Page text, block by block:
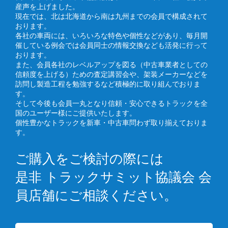
産声を上げました。
現在では、北は北海道から南は九州までの会員で構成されて
おります。
各社の車両には、いろいろな特色や個性などがあり、毎月開
催している例会では会員同士の情報交換なども活発に行って
おります。
また、会員各社のレベルアップを図る（中古車業者としての
信頼度を上げる）ための査定講習会や、架装メーカーなどを
訪問し製造工程を勉強するなど積極的に取り組んでおりま
す。
そして今後も会員一丸となり信頼・安心できるトラックを全
国のユーザー様にご提供いたします。
個性豊かなトラックを新車・中古車問わず取り揃えておりま
す。
ご購入をご検討の際には
是非 トラックサミット協議会 会
員店舗にご相談ください。